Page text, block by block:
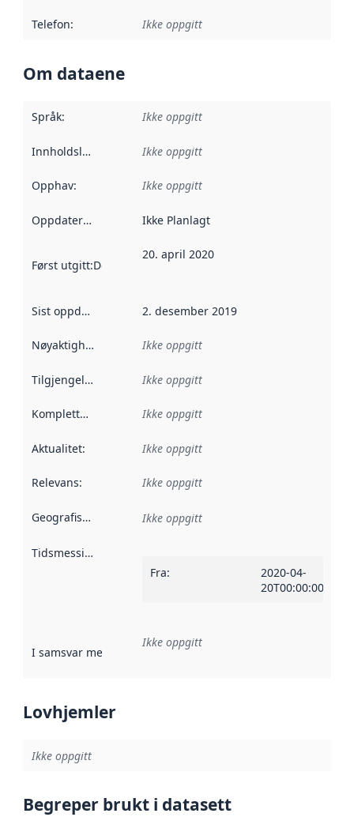
Telefon: Ikke oppgitt
Om dataene
Språk: Ikke oppgitt
Innholdsleverandører :
Ikke oppgitt
Opphav: Ikke oppgitt
Oppdateringsfrekvens :
Ikke Planlagt
Først utgitt:Denne datoen sier når dataene i dette
20. april 2020
Sist oppdatert 2. desember 2019
Nøyaktighet Ikke oppgitt
Tilgjengelighet Ikke oppgitt
Kompletthet Ikke oppgitt
Aktualitet: Ikke oppgitt
Relevans: Ikke oppgitt
Geografisk avgrensning :
Ikke oppgitt
Tidsmessig avgrensning
Fra:
2020-04-
20T00:00:00Z
I samsvar med Referanse til en implementasjonsregel
Ikke oppgitt
Lovhjemler
Ikke oppgitt
Begreper brukt i datasett